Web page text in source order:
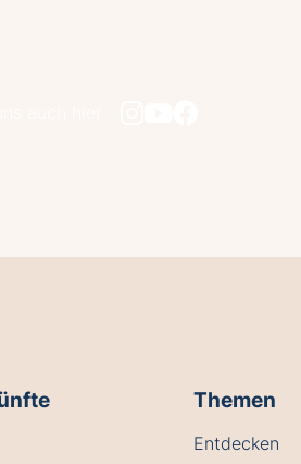
Themen
Entdecken